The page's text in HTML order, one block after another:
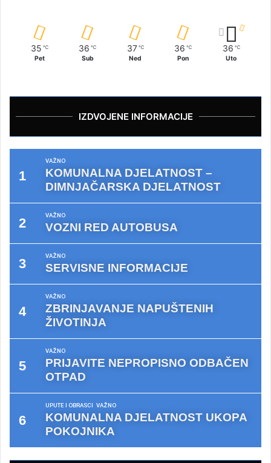
35 ℃
Pet
36 ℃
Sub
37 ℃
Ned
36 ℃
Pon
36 ℃
Uto
IZDVOJENE INFORMACIJE
VAŽNO
KOMUNALNA DJELATNOST –
DIMNJAČARSKA DJELATNOST
VAŽNO
VOZNI RED AUTOBUSA
VAŽNO
SERVISNE INFORMACIJE
VAŽNO
ZBRINJAVANJE NAPUŠTENIH
ŽIVOTINJA
VAŽNO
PRIJAVITE NEPROPISNO ODBAČEN
OTPAD
UPUTE I OBRASCI VAŽNO
KOMUNALNA DJELATNOST UKOPA
POKOJNIKA